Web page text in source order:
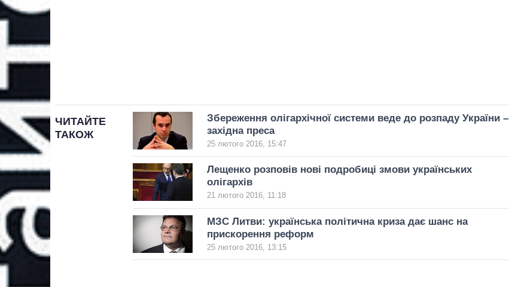
ЧИТАЙТЕ
ТАКОЖ
Збереження олігархічної системи веде до розпаду України –
західна преса
25 лютого 2016, 15:47
Лещенко розповів нові подробиці змови українських
олігархів
21 лютого 2016, 11:18
МЗС Литви: українська політична криза дає шанс на
прискорення реформ
25 лютого 2016, 13:15